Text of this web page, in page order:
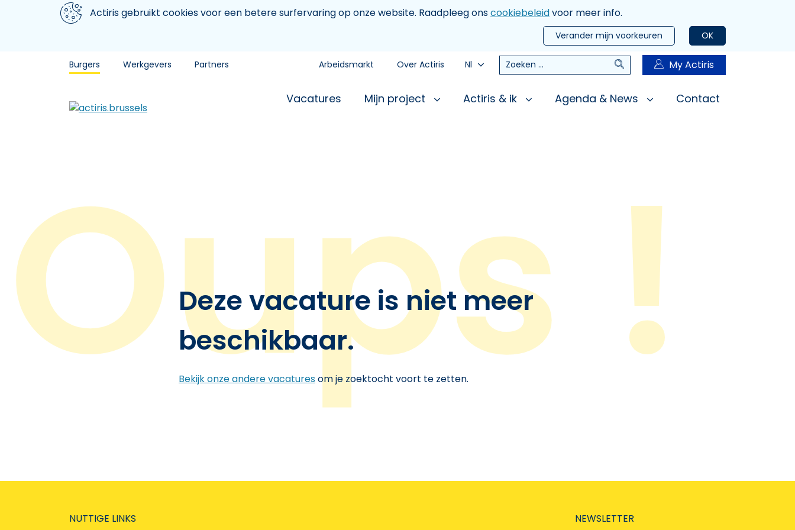
Aller au contenu principal
We gebruiken cookiesActiris gebruikt cookies voor een betere surfervaring op onze website. Raadpleeg onscookiebeleidvoor meer info.
OK
Verander mijn voorkeuren
Burgers Werkgevers Partners Arbeidsmarkt Over Actiris Nl Zoeken Zoeken My Actiris
Vacatures Mijn project Actiris & ik Agenda & News Contact
Deze vacature is niet meer
beschikbaar.
Bekijk onze andere vacaturesom je zoektocht voort te zetten.
NUTTIGE LINKS NEWSLETTER